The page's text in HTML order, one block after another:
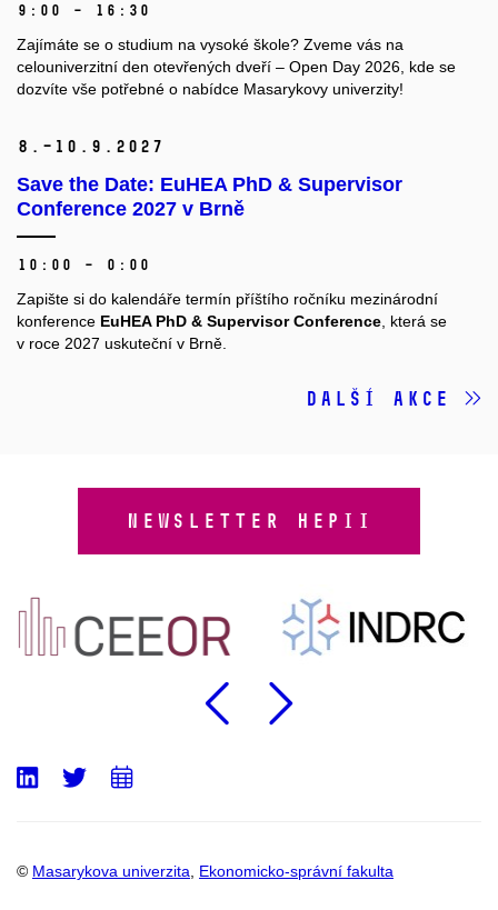
9:00 – 16:30
Zajímáte se o studium na vysoké škole? Zveme vás na
celouniverzitní den otevřených dveří – Open Day 2026, kde se
dozvíte vše potřebné o nabídce Masarykovy univerzity!
8.–10. 9. 2027
Save the Date: EuHEA PhD & Supervisor
Conference 2027 v Brně
10:00 – 0:00
Zapište si do kalendáře termín příštího ročníku mezinárodní
konference EuHEA PhD & Supervisor Conference , která se
v roce 2027 uskuteční v Brně.
Další akce
NEWSLETTER HEPII
Předchozí
© Masarykova univerzita Ekonomicko-správní fakulta
LinkedIn
Twitter
Přidat